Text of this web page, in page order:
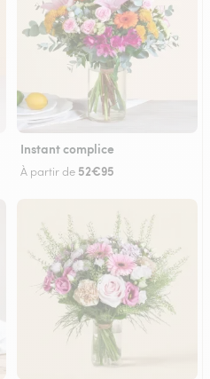
Instant complice
À partir de 52€95